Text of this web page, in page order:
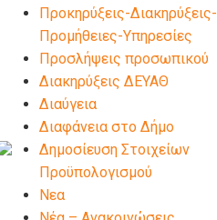
Προκηρύξεις-Διακηρύξεις-
Προμήθειες-Υπηρεσίες
Προσλήψεις προσωπικού
Διακηρύξεις ΔΕΥΑΘ
Διαύγεια
Διαφάνεια στο Δήμο
Δημοσίευση Στοιχείων
Προϋπολογισμού
Νεα